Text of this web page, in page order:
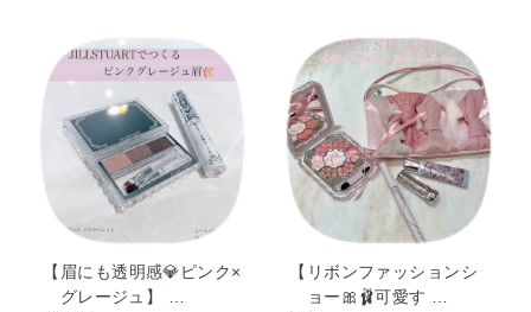
●2つ折りになっているブラシをひらいてからお使いください。
●鼻すじや眉頭にはブラシ（太）を、眉じりにはブラシ（細）をお使
いください。
シルラクトン）クロスポリマー・（ビニルジメチコン／メ
チコンシルセスキオキサン）クロスポリマー・イソステア
リン酸デキストリン・エチルヘキサン酸セチル・オクチル
ドデカノール・ジエチルヘキサン酸ネオペンチルグリコー
ル・ジメチコン・ステアリン酸亜鉛・トリ（カプリル酸／
カプリン酸）グリセリル・トリエチルヘキサノイン・トリ
エトキシカプリリルシラン・ミツロウ・ミネラルオイル・
酸化スズ・水酸化Al・水添ポリ（C6－20オレフィン）・ク
ロルフェネシン・香料・グンジョウ・マイカ・酸化チタ
【眉にも透明感💎ピンク×
グレージュ】 …
【リボンファッションシ
ョー🎀🩰可愛す …